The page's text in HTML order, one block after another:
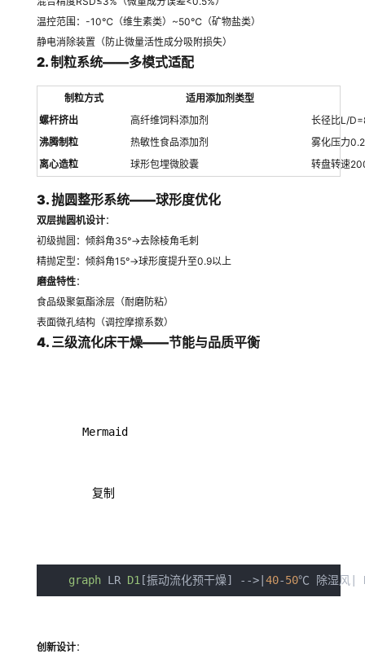
温控范围：-10℃（维生素类）~50℃（矿物盐类）
静电消除装置（防止微量活性成分吸附损失）
2. 制粒系统——多模式适配
制粒方式
适用添加剂类型
螺杆挤出
高纤维饲料添加剂
长径比L/
沸腾制粒
热敏性食品添加剂
雾化压力
离心造粒
球形包埋微胶囊 转盘转速
3. 抛圆整形系统——球形度优化
双层抛圆机设计：
初级抛圆：倾斜角35°→去除棱角毛刺
精抛定型：倾斜角15°→球形度提升至0.9以上
磨盘特性：
食品级聚氨酯涂层（耐磨防粘）
表面微孔结构（调控摩擦系数）
4. 三级流化床干燥——节能与品质平衡
     Mermaid
      复制
graph LR D1 [振动流化预干燥] -->| 40-50℃ 除湿风|
创新设计：